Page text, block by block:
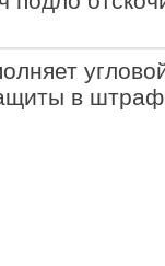
в